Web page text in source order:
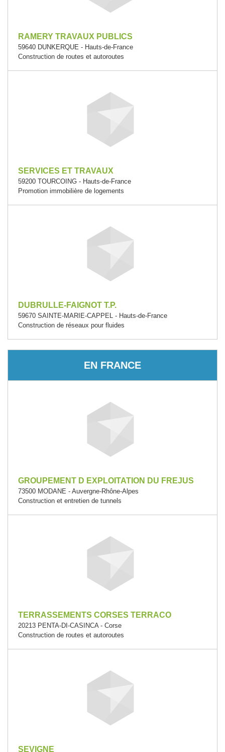
RAMERY TRAVAUX PUBLICS
59640 DUNKERQUE - Hauts-de-France
Construction de routes et autoroutes
SERVICES ET TRAVAUX
59200 TOURCOING - Hauts-de-France
Promotion immobilière de logements
DUBRULLE-FAIGNOT T.P.
59670 SAINTE-MARIE-CAPPEL - Hauts-de-France
Construction de réseaux pour fluides
EN FRANCE
GROUPEMENT D EXPLOITATION DU FREJUS
73500 MODANE - Auvergne-Rhône-Alpes
Construction et entretien de tunnels
TERRASSEMENTS CORSES TERRACO
20213 PENTA-DI-CASINCA - Corse
Construction de routes et autoroutes
SEVIGNE